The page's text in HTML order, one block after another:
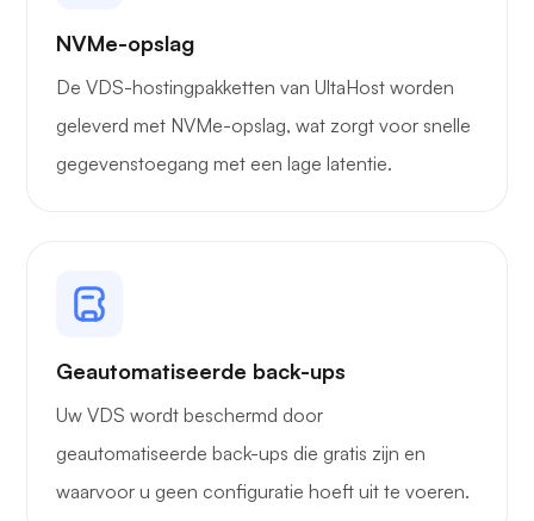
NVMe-opslag
De VDS-hostingpakketten van UltaHost worden
geleverd met NVMe-opslag, wat zorgt voor snelle
gegevenstoegang met een lage latentie.
Geautomatiseerde back-ups
Uw VDS wordt beschermd door
geautomatiseerde back-ups die gratis zijn en
waarvoor u geen configuratie hoeft uit te voeren.